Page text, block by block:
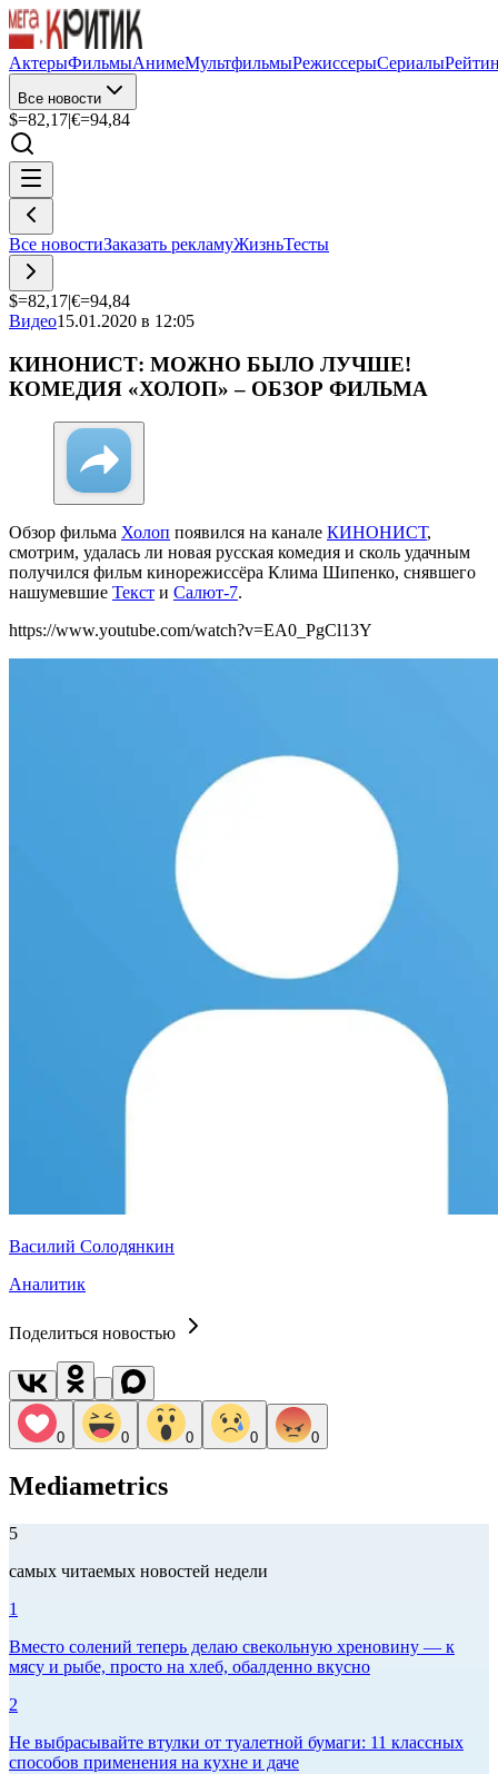
АктерыФильмыАнимеМультфильмыРежиссерыСериалы
Все новости
$=82,17|€=94,84
Все новостиЗаказать рекламуЖизньТесты
$=82,17|€=94,84
Видео15.01.2020 в 12:05
КИНОНИСТ: МОЖНО БЫЛО ЛУЧШЕ!
КОМЕДИЯ «ХОЛОП» – ОБЗОР ФИЛЬМА
Обзор фильма Холоп появился на канале КИНОНИСТ,
смотрим, удалась ли новая русская комедия и сколь удачным
получился фильм кинорежиссёра Клима Шипенко, снявшего
нашумевшие Текст и Салют-7.
https://www.youtube.com/watch?v=EA0_PgCl13Y
Василий Солодянкин
Аналитик
Поделиться новостью
0 0 0 0 0
Mediametrics
5
самых читаемых новостей недели
1
Вместо солений теперь делаю свекольную хреновину — к
мясу и рыбе, просто на хлеб, обалденно вкусно
2
Не выбрасывайте втулки от туалетной бумаги: 11 классных
способов применения на кухне и даче